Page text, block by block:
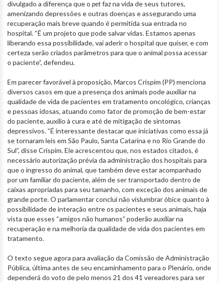
divulgado a diferença que o petfaz na vida de seus tutores,
amenizando depressões e outras doenças e assegurando uma
recuperação mais breve quando é permitida sua entrada no
hospital. “É um projeto que pode salvar vidas. Estamos apenas
liberando essa possibilidade, vai aderir o hospital que quiser, e com
certeza serão criados parâmetros para que o animal possa acessar
o paciente”, defendeu.
Em parecer favorável à proposição, Marcos Crispim (PP) menciona
diversos casos em que a presença dos animais pode auxiliar na
qualidade de vida de pacientes em tratamento oncológico, crianças
e pessoas idosas, atuando como fator de promoção de bem-estar
do paciente, auxílio à cura e até de mitigação de sintomas
depressivos. “É interessante destacar que iniciativas como essa já
se tornaram leis em São Paulo, Santa Catarina e no Rio Grande do
Sul”, disse Crispim. Ele acrescentou que, nos estados citados, é
necessário autorização prévia da administração dos hospitais para
que o ingresso do animal, que também deve estar acompanhado
por um familiar do paciente, além de ser transportado dentro de
caixas apropriadas para seu tamanho, com exceção dos animais de
grande porte. O parlamentar conclui não vislumbrar óbice quanto à
possibilidade de interação entre os pacientes e seus animais, haja
vista que esses “amigos não humanos” poderão auxiliar na
recuperação e na melhoria da qualidade de vida dos pacientes em
tratamento.
O texto segue agora para avaliação da Comissão de Administração
Pública, última antes de seu encaminhamento para o Plenário, onde
dependerá do voto de pelo menos 21 dos 41 vereadores para ser